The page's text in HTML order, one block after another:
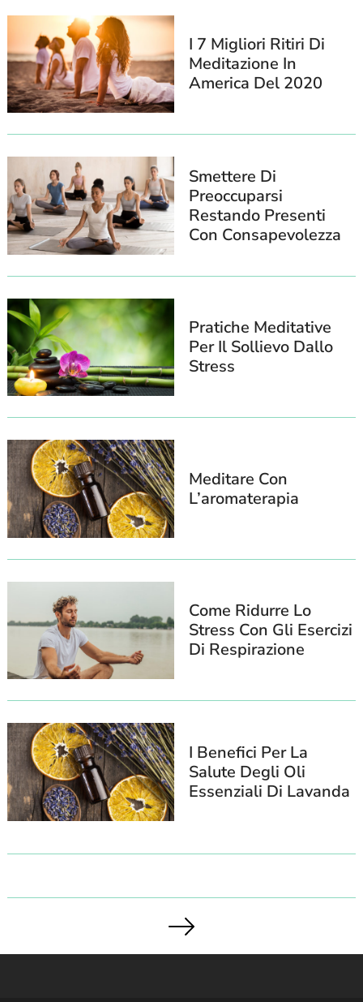
I 7 Migliori Ritiri Di
Meditazione In
America Del 2020
Smettere Di
Preoccuparsi
Restando Presenti
Con Consapevolezza
Pratiche Meditative
Per Il Sollievo Dallo
Stress
Meditare Con
L’aromaterapia
Come Ridurre Lo
Stress Con Gli Esercizi
Di Respirazione
I Benefici Per La
Salute Degli Oli
Essenziali Di Lavanda